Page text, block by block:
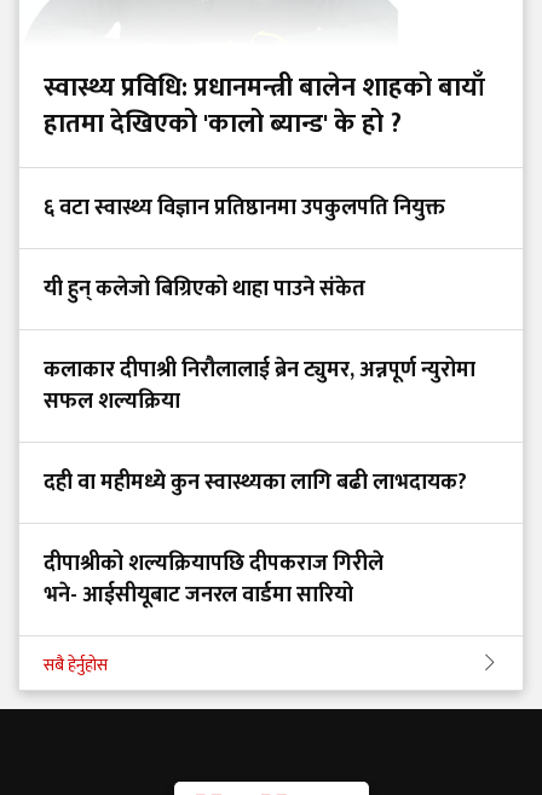
स्वास्थ्य प्रविधि: प्रधानमन्त्री बालेन शाहको बायाँ
हातमा देखिएको 'कालो ब्यान्ड' के हो ?
६ वटा स्वास्थ्य विज्ञान प्रतिष्ठानमा उपकुलपति नियुक्त
यी हुन् कलेजो बिग्रिएको थाहा पाउने संकेत
कलाकार दीपाश्री निरौलालाई ब्रेन ट्युमर, अन्नपूर्ण न्युरोमा
सफल शल्यक्रिया
दही वा महीमध्ये कुन स्वास्थ्यका लागि बढी लाभदायक?
दीपाश्रीको शल्यक्रियापछि दीपकराज गिरीले
भने- आईसीयूबाट जनरल वार्डमा सारियो
सबै हेर्नुहोस